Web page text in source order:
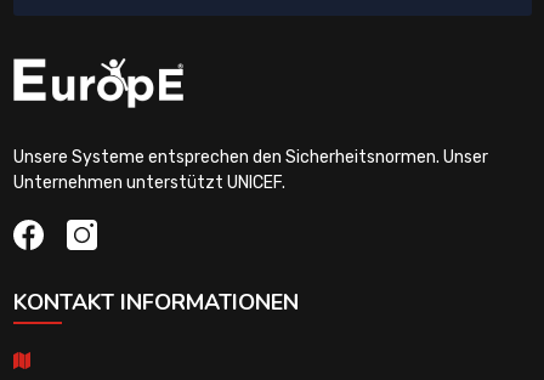
Unsere Systeme entsprechen den Sicherheitsnormen. Unser
Unternehmen unterstützt UNICEF.
KONTAKT INFORMATIONEN